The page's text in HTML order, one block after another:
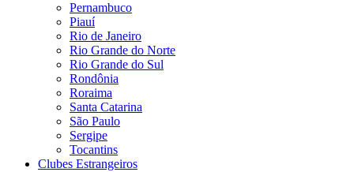
Pernambuco
Piauí
Rio de Janeiro
Rio Grande do Norte
Rio Grande do Sul
Rondônia
Roraima
Santa Catarina
São Paulo
Sergipe
Tocantins
Clubes Estrangeiros